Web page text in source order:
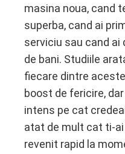
masina noua, cand
superba, cand ai
serviciu sau cand
de bani. Studiile
fiecare dintre
boost de fericire,
intens pe cat
atat de mult cat ti-ai
revenit rapid la